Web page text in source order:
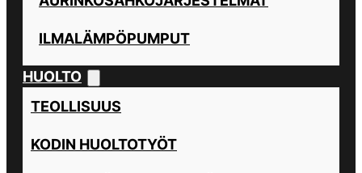
ILMALÄMPÖPUMPUT
HUOLTO
TEOLLISUUS
KODIN HUOLTOTYÖT